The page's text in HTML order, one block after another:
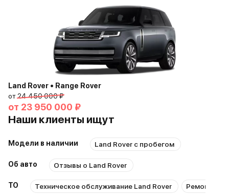
Land Rover • Range Rover
от24 450 000 ₽
от 23 950 000 ₽
Наши клиенты ищут
Модели в наличии Land Rover с пробегом
Об авто Отзывы о Land Rover
ТО Техническое обслуживание Land Rover Ремонт